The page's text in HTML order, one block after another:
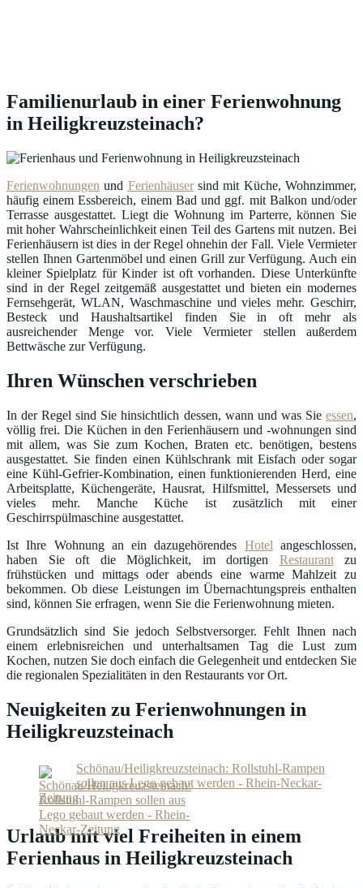
Familienurlaub in einer Ferienwohnung
in Heiligkreuzsteinach?
Ferienwohnungen und Ferienhäusersind mit Küche, Wohnzimmer,
häufig einem Essbereich, einem Bad und ggf. mit Balkon und/oder
Terrasse ausgestattet. Liegt die Wohnung im Parterre, können Sie
mit hoher Wahrscheinlichkeit einen Teil des Gartens mit nutzen. Bei
Ferienhäusern ist dies in der Regel ohnehin der Fall. Viele Vermieter
stellen Ihnen Gartenmöbel und einen Grill zur Verfügung. Auch ein
kleiner Spielplatz für Kinder ist oft vorhanden. Diese Unterkünfte
sind in der Regel zeitgemäß ausgestattet und bieten ein modernes
Fernsehgerät, WLAN, Waschmaschine und vieles mehr. Geschirr,
Besteck und Haushaltsartikel finden Sie in oft mehr als
ausreichender Menge vor. Viele Vermieter stellen außerdem
Bettwäsche zur Verfügung.
Ihren Wünschen verschrieben
In der Regel sind Sie hinsichtlich dessen, wann und was Sie essen,
völlig frei. Die Küchen in den Ferienhäusern und -wohnungen sind
mit allem, was Sie zum Kochen, Braten etc. benötigen, bestens
ausgestattet. Sie finden einen Kühlschrank mit Eisfach oder sogar
eine Kühl-Gefrier-Kombination, einen funktionierenden Herd, eine
Arbeitsplatte, Küchengeräte, Hausrat, Hilfsmittel, Messersets und
vieles mehr. Manche Küche ist zusätzlich mit einer
Geschirrspülmaschine ausgestattet.
Ist Ihre Wohnung an ein dazugehörendes Hotel angeschlossen,
haben Sie oft die Möglichkeit, im dortigen Restaurantzu
frühstücken und mittags oder abends eine warme Mahlzeit zu
bekommen. Ob diese Leistungen im Übernachtungspreis enthalten
sind, können Sie erfragen, wenn Sie die Ferienwohnung mieten.
Grundsätzlich sind Sie jedoch Selbstversorger. Fehlt Ihnen nach
einem erlebnisreichen und unterhaltsamen Tag die Lust zum
Kochen, nutzen Sie doch einfach die Gelegenheit und entdecken Sie
die regionalen Spezialitäten in den Restaurants vor Ort.
Neuigkeiten zu Ferienwohnungen in
Heiligkreuzsteinach
Schönau/Heiligkreuzsteinach: Rollstuhl-Rampen
sollen aus Lego gebaut werden - Rhein-Neckar-
Zeitung
Urlaub mit viel Freiheiten in einem
Ferienhaus in Heiligkreuzsteinach